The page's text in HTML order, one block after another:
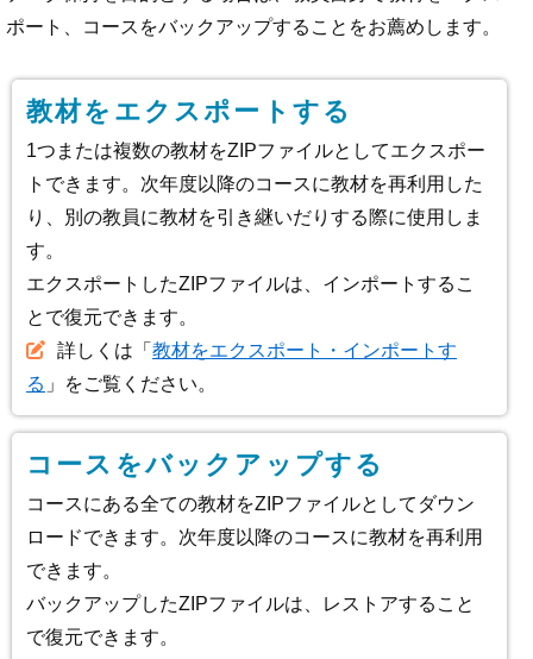
ポート、コースをバックアップすることをお薦めします。
教材をエクスポートする
1つまたは複数の教材をZIPファイルとしてエクスポー
トできます。次年度以降のコースに教材を再利用した
り、別の教員に教材を引き継いだりする際に使用しま
す。
エクスポートしたZIPファイルは、インポートするこ
とで復元できます。
詳しくは「 教材をエクスポート・インポートす
る 」をご覧ください。
コースをバックアップする
コースにある全ての教材をZIPファイルとしてダウン
ロードできます。次年度以降のコースに教材を再利用
できます。
バックアップしたZIPファイルは、レストアすること
で復元できます。